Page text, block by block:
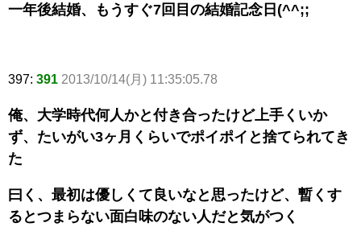
一年後結婚、もうすぐ7回目の結婚記念日(^^;;
397: 391 2013/10/14(月) 11:35:05.78
俺、大学時代何人かと付き合ったけど上手くいか
ず、たいがい3ヶ月くらいでポイポイと捨てられてき
た
曰く、最初は優しくて良いなと思ったけど、暫くす
るとつまらない面白味のない人だと気がつく